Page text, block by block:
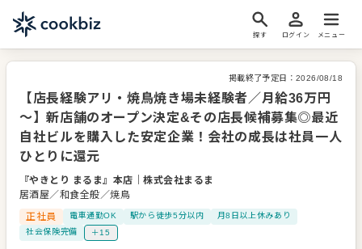
探す ログイン メニュー
掲載終了予定日： 2026/08/18
【店長経験アリ・焼鳥焼き場未経験者／月給36万円
～】新店舗のオープン決定&その店長候補募集◎最近
自社ビルを購入した安定企業！会社の成長は社員一人
ひとりに還元
『やきとり まるま』本店 ｜株式会社まるま
居酒屋／和食全般／焼鳥
正社員
電車通勤OK 駅から徒歩5分以内
月8日以上休みあり
社会保険完備
＋15